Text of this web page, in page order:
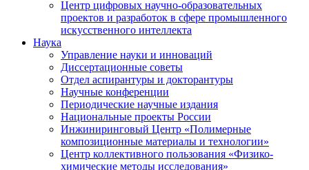
Центр цифровых научно-образовательных
проектов и разработок в сфере промышленного
искусственного интеллекта
Наука
Управление науки и инноваций
Диссертационные советы
Отдел аспирантуры и докторантуры
Научные конференции
Периодические научные издания
Национальные проекты России
Инжиниринговый Центр «Полимерные
композиционные материалы и технологии»
Центр коллективного пользования «Физико-
химические методы исследования»